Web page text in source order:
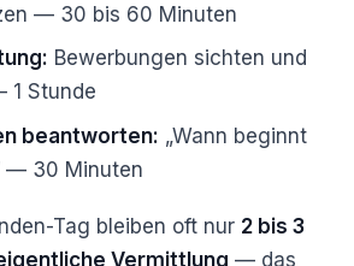
— 30 bis 60 Minuten
Bewerbungen sichten und
1 Stunde
beantworten: „Wann beginnt
— 30 Minuten
Tag bleiben oft nur 2 bis 3
Vermittlung — das